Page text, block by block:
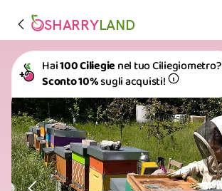
SHARRYLAND
Hai100 Ciliegienel tuo Ciliegiometro?
Sconto 10%sugli acquisti!